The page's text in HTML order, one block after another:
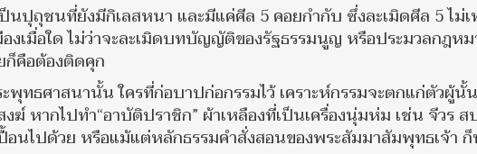
นปุถุชนที่ยังมีกิเลสหนา และมีแค่ศีล 5 คอยกำกับ ซึ่งละเมิดศีล 5 ไม่เ
งเมื่อใด ไม่ว่าจะละเมิดบทบัญญัติของรัฐธรรมนูญ หรือประมวลกฎห
คือต้องติดคุก
พุทธศาสนานั้น ใครที่ก่อบาปก่อกรรมไว้ เคราะห์กรรมจะตกแก่ตัวผู้นั้
หากไปทำ“อาบัติปราชิก” ผ้าเหลืองที่เป็นเครื่องนุ่มห่ม เช่น จีวร ส
อนไปด้วย หรือแม้แต่หลักธรรมคำสั่งสอนของพระสัมมาสัมพุทธเจ้า ก็